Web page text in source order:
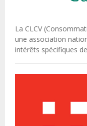
La CLCV
une association
intérêts spécifiques